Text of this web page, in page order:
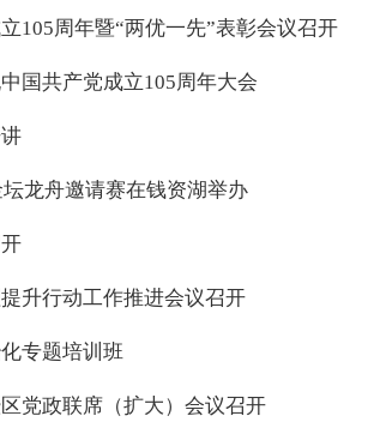
105周年暨“两优一先”表彰会议召开
国共产党成立105周年大会
龙舟邀请赛在钱资湖举办
升行动工作推进会议召开
专题培训班
党政联席（扩大）会议召开